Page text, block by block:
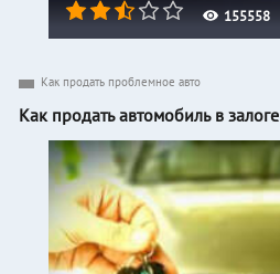
155558
Как продать проблемное авто
Как продать автомобиль в залоге